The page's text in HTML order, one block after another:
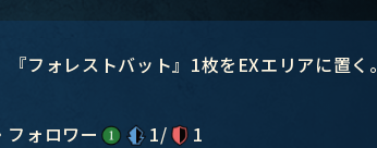
フォレストバット』1枚をEXエリアに置く。
フォロワー 1/ 1